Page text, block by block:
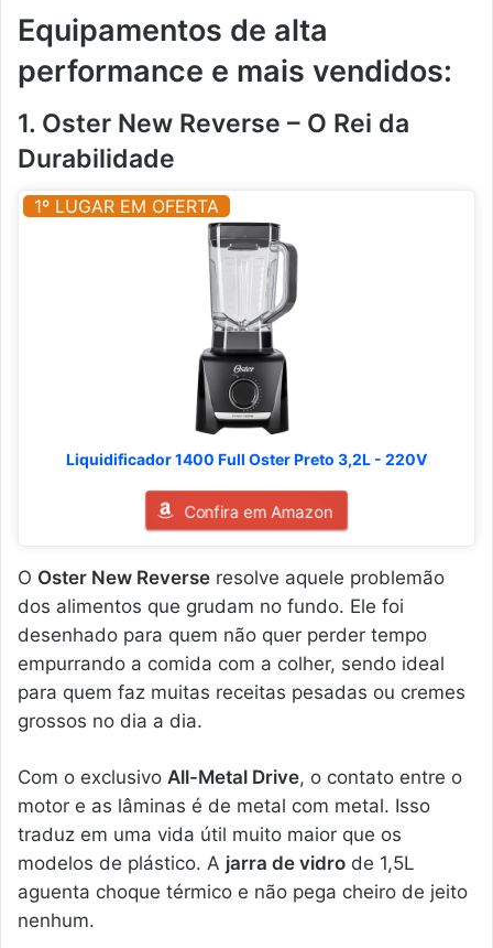
Equipamentos de alta
performance e mais vendidos:
1. Oster New Reverse – O Rei da
Durabilidade
1º LUGAR EM OFERTA
Liquidificador 1400 Full Oster Preto 3,2L - 220V
Confira em Amazon
O Oster New Reverse resolve aquele problemão
dos alimentos que grudam no fundo. Ele foi
desenhado para quem não quer perder tempo
empurrando a comida com a colher, sendo ideal
para quem faz muitas receitas pesadas ou cremes
grossos no dia a dia.
Com o exclusivo All-Metal Drive, o contato entre o
motor e as lâminas é de metal com metal. Isso
traduz em uma vida útil muito maior que os
modelos de plástico. A jarra de vidro de 1,5L
aguenta choque térmico e não pega cheiro de jeito
nenhum.